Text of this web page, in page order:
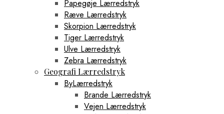
Papegøje Lærredstryk
Ræve Lærredstryk
Skorpion Lærredstryk
Tiger Lærredstryk
Ulve Lærredstryk
Zebra Lærredstryk
Geografi Lærredstryk
ByLærredstryk
Brande Lærredstryk
Vejen Lærredstryk